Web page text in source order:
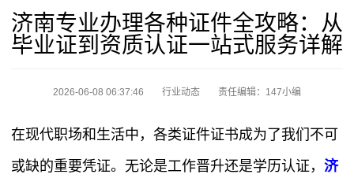
济南专业办理各种证件全攻略：从
毕业证到资质认证一站式服务详解
2026-06-08 06:37:46 行业动态 责任编辑：147小编
在现代职场和生活中，各类证件证书成为了我们不可
或缺的重要凭证。无论是工作晋升还是学历认证， 济